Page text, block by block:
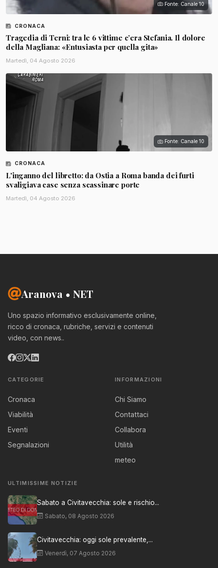
Fonte: Canale 10
CRONACA
Tragedia di Terni: tra le 6 vittime c’era Stefania. Il dolore
della Magliana: «Entusiasta per quella gita»
Martedì, 04 Agosto 2026
Fonte: Canale 10
CRONACA
L'inganno del libretto: da Ostia a Roma banda dei furti
svaligiava case senza scassinare porte
Martedì, 04 Agosto 2026
Aranova • NET
Uno spazio informativo esclusivamente online,
ricco di cronaca, rubriche, servizi e contenuti
video, con news..
CATEGORIE
Cronaca
Viabilità
Eventi
Segnalazioni
INFORMAZIONI
Chi Siamo
Contattaci
Collabora
Utilità
meteo
ULTIMISSIME NOTIZIE
Sabato a Civitavecchia: sole e rischio...
Sabato, 08 Agosto 2026
Civitavecchia: oggi sole prevalente,...
Venerdì, 07 Agosto 2026